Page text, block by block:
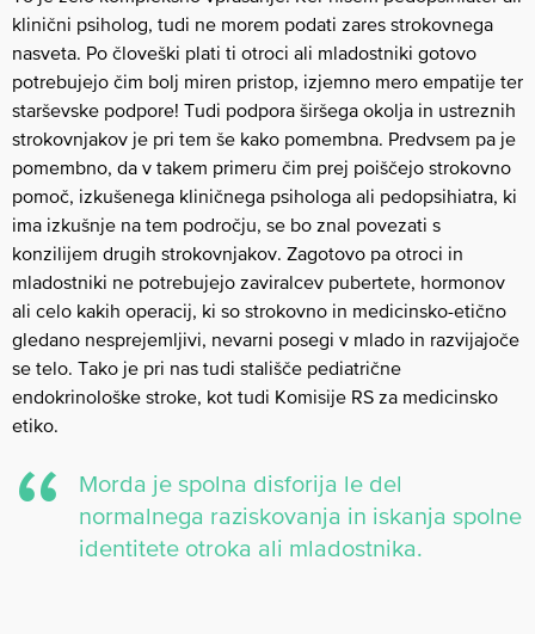
klinični psiholog, tudi ne morem podati zares strokovnega
nasveta. Po človeški plati ti otroci ali mladostniki gotovo
potrebujejo čim bolj miren pristop, izjemno mero empatije ter
starševske podpore! Tudi podpora širšega okolja in ustreznih
strokovnjakov je pri tem še kako pomembna. Predvsem pa je
pomembno, da v takem primeru čim prej poiščejo strokovno
pomoč, izkušenega kliničnega psihologa ali pedopsihiatra, ki
ima izkušnje na tem področju, se bo znal povezati s
konzilijem drugih strokovnjakov. Zagotovo pa otroci in
mladostniki ne potrebujejo zaviralcev pubertete, hormonov
ali celo kakih operacij, ki so strokovno in medicinsko-etično
gledano nesprejemljivi, nevarni posegi v mlado in razvijajoče
se telo. Tako je pri nas tudi stališče pediatrične
endokrinološke stroke, kot tudi Komisije RS za medicinsko
etiko.
Morda je spolna disforija le del
normalnega raziskovanja in iskanja spolne
identitete otroka ali mladostnika.